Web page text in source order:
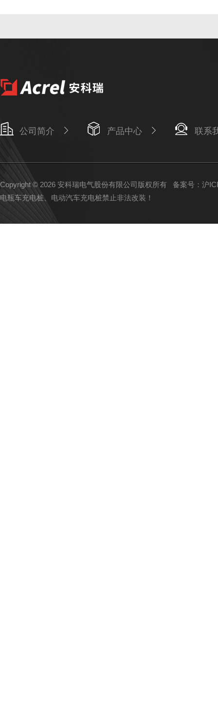
公司简介 产品中心 联系
Copyright © 2026 安科瑞电气股份有限公司版权所有 备案号：沪
电瓶车充电桩、电动汽车充电桩禁止非法改装！